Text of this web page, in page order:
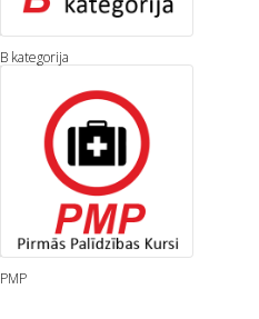
B kategorija
PMP